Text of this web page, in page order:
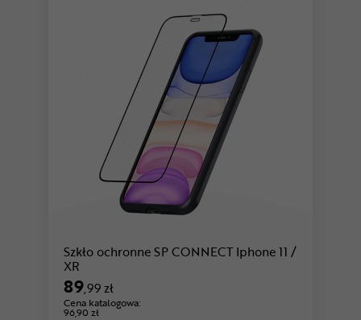
Szkło ochronne SP CONNECT Iphone 11 /
XR
89,99 zł
Cena katalogowa:
96,90 zł